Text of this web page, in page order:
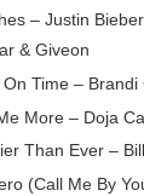
– Justin
& Giveon
On Time – Brandi
More – Doja
Than Ever –
(Call Me By